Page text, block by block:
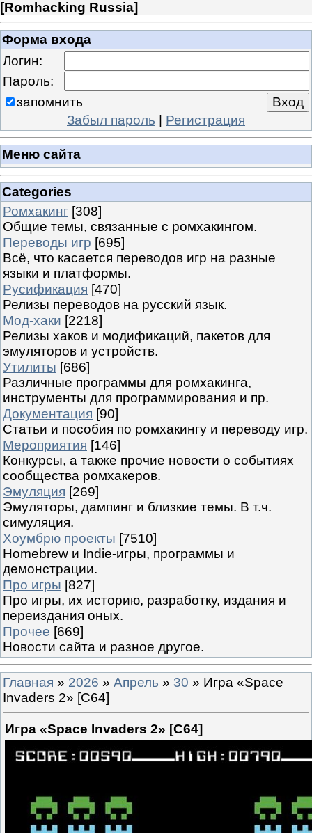
[Romhacking Russia]
Форма входа
Логин:
Пароль:
запомнить
Забыл пароль | Регистрация
Меню сайта
Categories
Ромхакинг [308]
Общие темы, связанные с ромхакингом.
Переводы игр [695]
Всё, что касается переводов игр на разные
языки и платформы.
Русификация [470]
Релизы переводов на русский язык.
Мод-хаки [2218]
Релизы хаков и модификаций, пакетов для
эмуляторов и устройств.
Утилиты [686]
Различные программы для ромхакинга,
инструменты для программирования и пр.
Документация [90]
Статьи и пособия по ромхакингу и переводу игр.
Мероприятия [146]
Конкурсы, а также прочие новости о событиях
сообщества ромхакеров.
Эмуляция [269]
Эмуляторы, дампинг и близкие темы. В т.ч.
симуляция.
Хоумбрю проекты [7510]
Homebrew и Indie-игры, программы и
демонстрации.
Про игры [827]
Про игры, их историю, разработку, издания и
переиздания оных.
Прочее [669]
Новости сайта и разное другое.
Главная » 2026 » Апрель » 30 » Игра «Space
Invaders 2» [C64]
Игра «Space Invaders 2» [C64]